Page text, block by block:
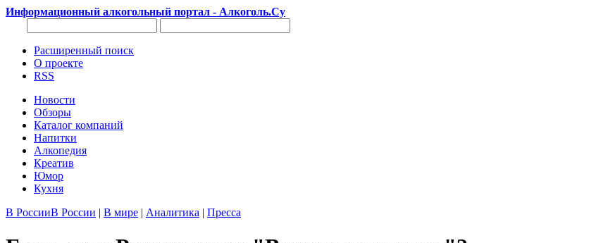
Информационный алкогольный портал - Алкоголь.Су
Расширенный поиск
О проекте
RSS
Новости
Обзоры
Каталог компаний
Напитки
Алкопедия
Креатив
Юмор
Кухня
В РоссииВ России | В мире | Аналитика | Пресса